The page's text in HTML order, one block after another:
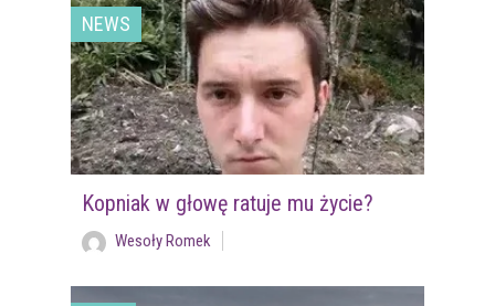
NEWS
Kopniak w głowę ratuje mu życie?
Wesoły Romek